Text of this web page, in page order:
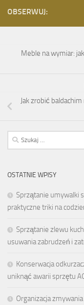
OBSERWUJ:
Meble na wymiar:
Jak zrobić
Szukaj:
OSTATNIE WPISY
Sprzątanie umywalki
praktyczne triki na
Sprzątanie zlewu
usuwania zabrudzeń i
Konserwacja
uniknąć awarii sprzętu
Organizacja